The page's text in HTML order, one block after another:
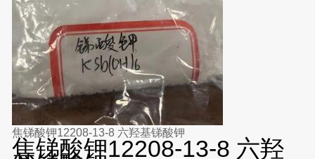
焦锑酸钾12208-13-8 六羟基锑酸钾
焦锑酸钾12208-13-8 六羟